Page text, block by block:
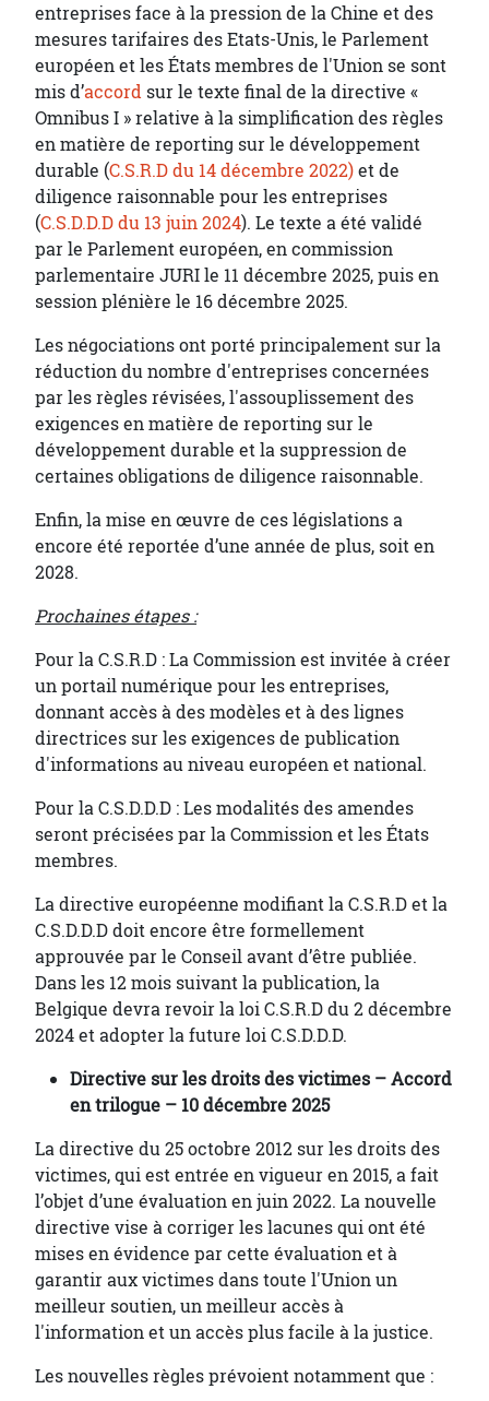
entreprises face à la pression de la Chine et des
mesures tarifaires des Etats-Unis, le Parlement
européen et les États membres de l'Union se sont
mis d’accord sur le texte final de la directive «
Omnibus I » relative à la simplification des règles
en matière de reporting sur le développement
durable (C.S.R.D du 14 décembre 2022)et de
diligence raisonnable pour les entreprises
(C.S.D.D.D du 13 juin 2024). Le texte a été validé
par le Parlement européen, en commission
parlementaire JURI le 11 décembre 2025, puis en
session plénière le 16 décembre 2025.
Les négociations ont porté principalement sur la
réduction du nombre d'entreprises concernées
par les règles révisées, l'assouplissement des
exigences en matière de reporting sur le
développement durable et la suppression de
certaines obligations de diligence raisonnable.
Enfin, la mise en œuvre de ces législations a
encore été reportée d’une année de plus, soit en
2028.
Prochaines étapes :
Pour la C.S.R.D : La Commission est invitée à créer
un portail numérique pour les entreprises,
donnant accès à des modèles et à des lignes
directrices sur les exigences de publication
d'informations au niveau européen et national.
Pour la C.S.D.D.D : Les modalités des amendes
seront précisées par la Commission et les États
membres.
La directive européenne modifiant la C.S.R.D et la
C.S.D.D.D doit encore être formellement
approuvée par le Conseil avant d’être publiée.
Dans les 12 mois suivant la publication, la
Belgique devra revoir la loi C.S.R.D du 2 décembre
2024 et adopter la future loi C.S.D.D.D.
Directive sur les droits des victimes – Accord
en trilogue – 10 décembre 2025
La directive du 25 octobre 2012 sur les droits des
victimes, qui est entrée en vigueur en 2015, a fait
l’objet d’une évaluation en juin 2022. La nouvelle
directive vise à corriger les lacunes qui ont été
mises en évidence par cette évaluation et à
garantir aux victimes dans toute l'Union un
meilleur soutien, un meilleur accès à
l'information et un accès plus facile à la justice.
Les nouvelles règles prévoient notamment que :